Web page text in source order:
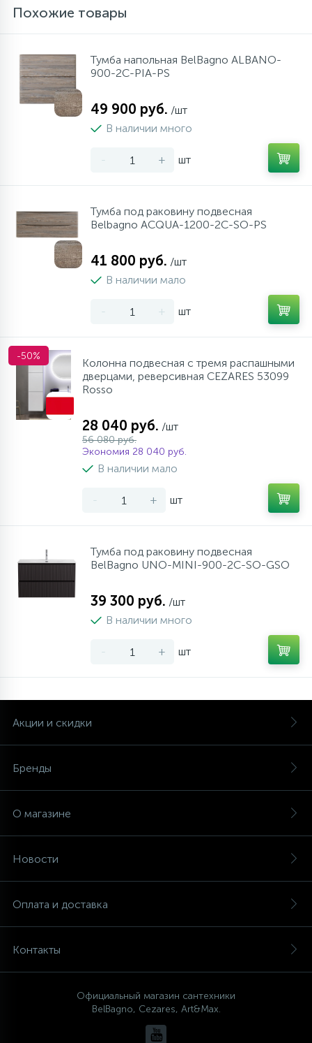
Похожие товары
Тумба напольная BelBagno ALBANO-
900-2C-PIA-PS
49 900 руб. /шт
В наличии много
- + шт
Тумба под раковину подвесная
Belbagno ACQUA-1200-2C-SO-PS
41 800 руб. /шт
В наличии мало
- + шт
-50%
Колонна подвесная с тремя распашными
дверцами, реверсивная CEZARES 53099
Rosso
28 040 руб. /шт
56 080 руб.
Экономия 28 040 руб.
В наличии мало
- + шт
Тумба под раковину подвесная
BelBagno UNO-MINI-900-2C-SO-GSO
39 300 руб. /шт
В наличии много
- + шт
Акции и скидки
Бренды
О магазине
Новости
Оплата и доставка
Контакты
Официальный магазин сантехники
BelBagno, Cezares, Art&Max.